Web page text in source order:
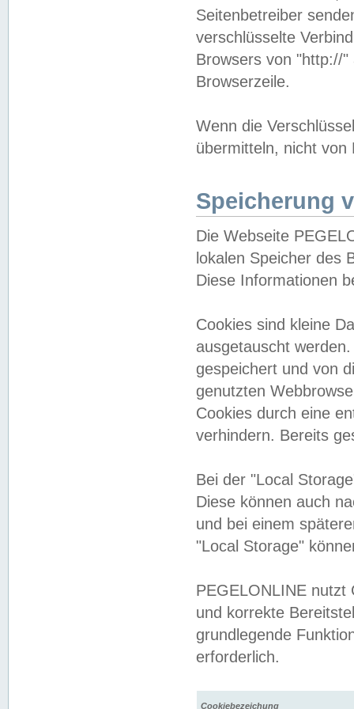
Seitenbetreiber
verschlüsselte
Browsers von "http://
Browserzeile.
Wenn die
übermitteln, nicht von
Speicherung
Die Webseite
lokalen Speicher des
Diese Informationen
Cookies sind kleine
ausgetauscht
gespeichert und von
genutzten
Cookies durch eine
verhindern. Bereits
Bei der "Local
Diese können auch
und bei einem
"Local Storage"
PEGELONLINE nutzt
und korrekte
grundlegende
erforderlich.
Cookiebezeichung